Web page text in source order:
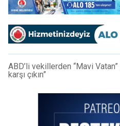
ABD’li vekillerden “Mavi Vatan”
karşı çıkın”